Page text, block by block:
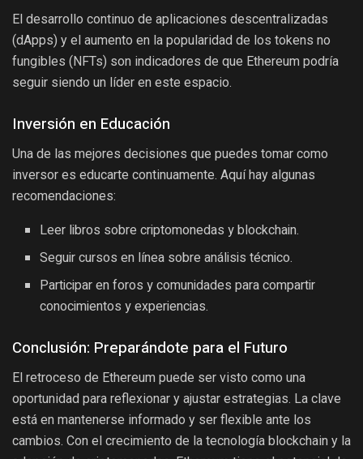
El desarrollo continuo de aplicaciones descentralizadas
(dApps) y el aumento en la popularidad de los tokens no
fungibles (NFTs) son indicadores de que Ethereum podría
seguir siendo un líder en este espacio.
Inversión en Educación
Una de las mejores decisiones que puedes tomar como
inversor es educarte continuamente. Aquí hay algunas
recomendaciones:
Leer libros sobre criptomonedas y blockchain.
Seguir cursos en línea sobre análisis técnico.
Participar en foros y comunidades para compartir
conocimientos y experiencias.
Conclusión: Preparándote para el Futuro
El retroceso de Ethereum puede ser visto como una
oportunidad para reflexionar y ajustar estrategias. La clave
está en mantenerse informado y ser flexible ante los
cambios. Con el crecimiento de la tecnología blockchain y la